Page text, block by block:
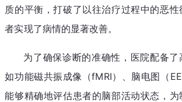
质的平衡，打破了以往治疗过程中的恶
者实现了病情的显著改善。
为了确保诊断的准确性，医院配备了
如功能磁共振成像（fMRI）、脑电图（
能够精确地评估患者的脑部活动状态，